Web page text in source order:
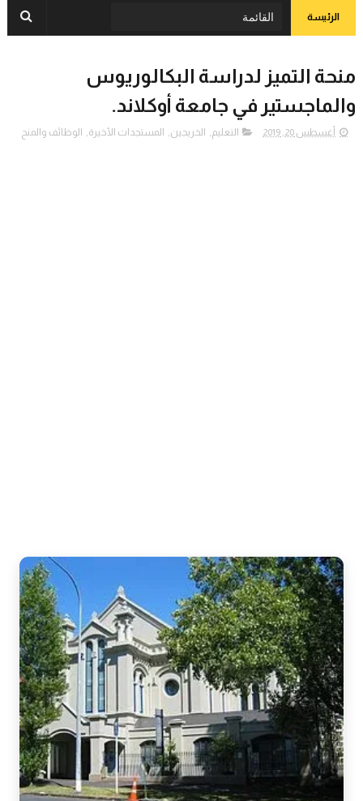
الرئيسة
منحة التميز لدراسة البكالوريوس
والماجستير في جامعة أوكلاند.
أغسطس 20, 2019 التعليم, الخريجين, المستجدات الأخيرة, الوظائف والمنح